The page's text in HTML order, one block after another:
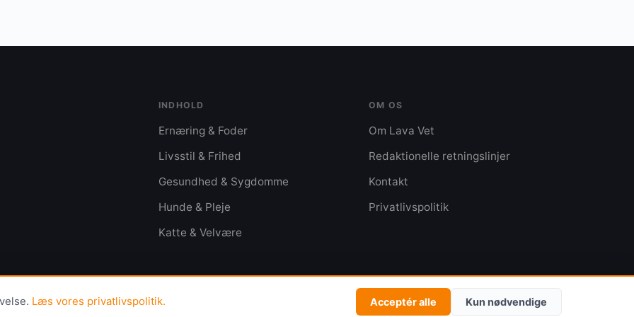
INDHOLD
Ernæring & Foder
Livsstil & Frihed
Gesundhed & Sygdomme
Hunde & Pleje
Katte & Velvære
OM OS
Om Lava Vet
Redaktionelle retningslinjer
Kontakt
Privatlivspolitik
PrivatlivspolitikKontakt
Læs vores privatlivspolitik. Acceptér alle Kun nødvendige